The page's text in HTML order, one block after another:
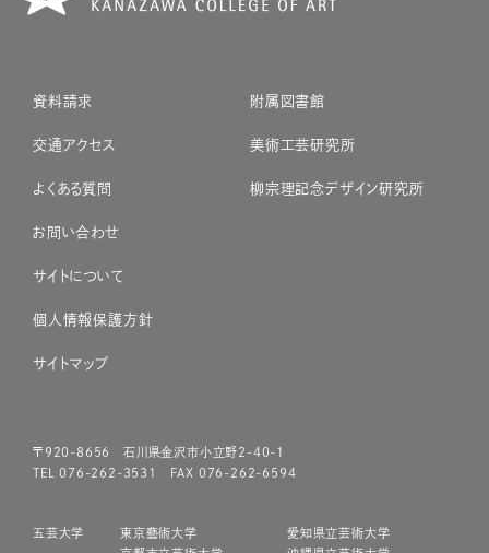
資料請求
交通アクセス
よくある質問
お問い合わせ
サイトについて
個人情報保護方針
サイトマップ
附属図書館
美術工芸研究所
柳宗理記念デザイン研究所
〒920-8656 石川県金沢市小立野2-40-1
TEL 076-262-3531 FAX 076-262-6594
五芸大学 東京藝術大学
愛知県立芸術大学